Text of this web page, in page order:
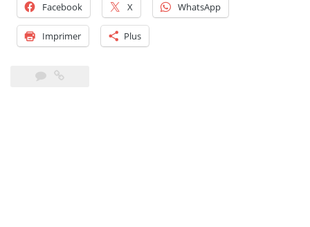
Facebook X WhatsApp
Imprimer Plus